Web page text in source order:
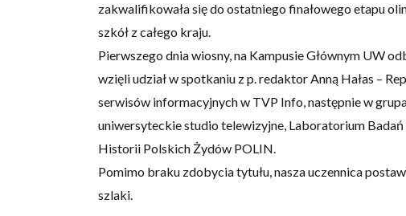
zakwalifikowała się do ostatniego finałowego etapu
szkół z całego kraju.
Pierwszego dnia wiosny, na Kampusie Głównym UW
wzięli udział w spotkaniu z p. redaktor Anną Hałas –
serwisów informacyjnych w TVP Info, następnie w
uniwersyteckie studio telewizyjne, Laboratorium
Historii Polskich Żydów POLIN.
Pomimo braku zdobycia tytułu, nasza uczennica
szlaki.